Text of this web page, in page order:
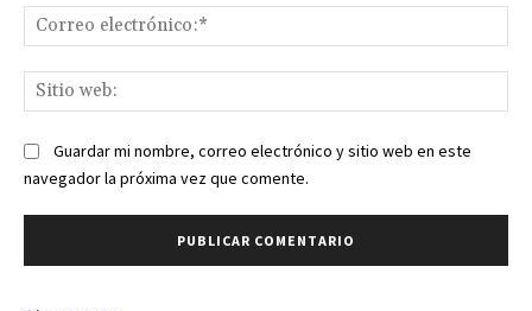
Guardar mi nombre, correo electrónico y sitio web en este
navegador la próxima vez que comente.